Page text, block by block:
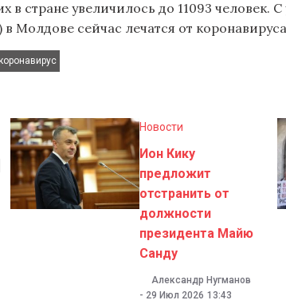
в стране увеличилось до 11093 человек.
Молдове сейчас лечатся от
коронавирус
Новости
Ион Кику
предложит
отстранить от
должности
президента Майю
Санду
Александр Нугманов
- 29 Июл 2026 13:43